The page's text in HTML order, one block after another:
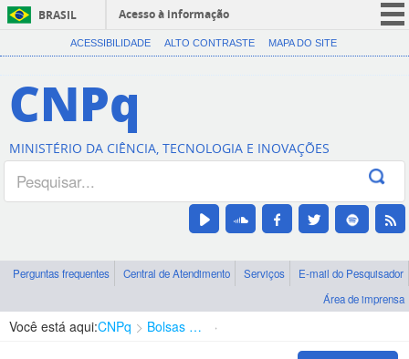
BRASIL
Acesso à informação
CORONAVÍRUS (COVID-19)
Canais
ACESSIBILIDADE ALTO CONTRASTE MAPA DO SITE
CNPq
MINISTÉRIO DA CIÊNCIA, TECNOLOGIA E INOVAÇÕES
Perguntas frequentes Central de Atendimento Serviços
E-mail do Pesquisador
Área de imprensa
Você está aqui:CNPq Bolsas e Auxílios Vigentes